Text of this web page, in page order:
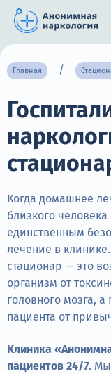
О нас
Наркомания
Алкоголизм
Нарколог
Стационар
Цены
Терапия
Контакты
Главная
Когда домашнее
близкого
единственным
лечение в
стационар — это
организм от
головного мозга,
пациента от
Клиника
пациентов 24/7. Мы